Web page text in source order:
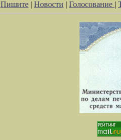
Пишите | Новости | Голосование |